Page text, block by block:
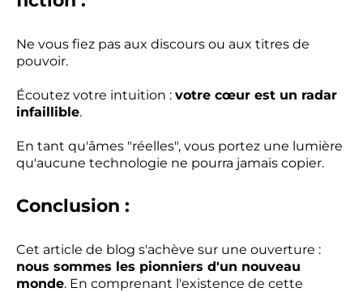
Ne vous fiez pas aux discours ou aux titres de
pouvoir.
Écoutez votre intuition : votre cœur est un radar
infaillible.
En tant qu'âmes "réelles", vous portez une lumière
qu'aucune technologie ne pourra jamais copier.
Conclusion :
Cet article de blog s'achève sur une ouverture :
nous sommes les pionniers d'un nouveau
monde. En comprenant l'existence de cette